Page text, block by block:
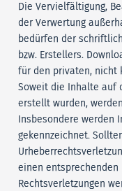
Die Vervielfältigung,
der Verwertung
bedürfen der
bzw. Erstellers.
für den privaten, nicht
Soweit die Inhalte auf
erstellt wurden,
Insbesondere werden
gekennzeichnet.
einen entsprechenden
Rechtsverletzungen